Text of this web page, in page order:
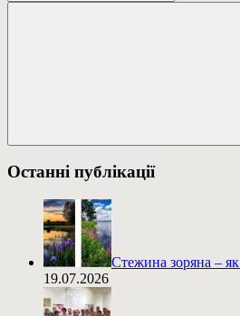
Пошук
Останні публікації
Стежина зоряна –
19.07.2026